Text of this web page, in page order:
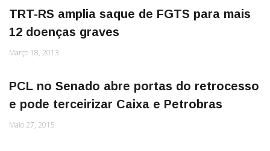
TRT-RS amplia saque de FGTS para mais
12 doenças graves
Março 18, 2013
PCL no Senado abre portas do retrocesso
e pode terceirizar Caixa e Petrobras
Maio 27, 2015